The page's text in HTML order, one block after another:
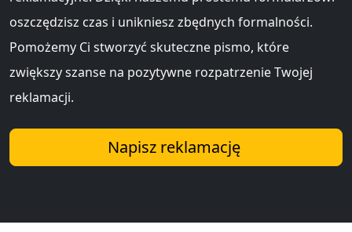
oszczędzisz czas i unikniesz zbędnych formalności.
Pomożemy Ci stworzyć skuteczne pismo, które
zwiększy szanse na pozytywne rozpatrzenie Twojej
reklamacji.
Napisz reklamację